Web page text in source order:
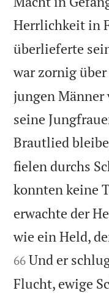
Herrlichkeit in
überlieferte
war zornig
jungen Männer
seine
Brautlied
fielen durchs
konnten keine
erwachte der
wie ein Held,
66 Und er
Flucht, ewige